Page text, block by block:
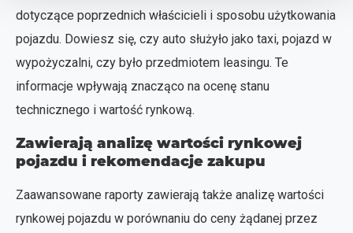
dotyczące poprzednich właścicieli i sposobu użytkowania
pojazdu. Dowiesz się, czy auto służyło jako taxi, pojazd w
wypożyczalni, czy było przedmiotem leasingu. Te
informacje wpływają znacząco na ocenę stanu
technicznego i wartość rynkową.
Zawierają analizę wartości rynkowej
pojazdu i rekomendacje zakupu
Zaawansowane raporty zawierają także analizę wartości
rynkowej pojazdu w porównaniu do ceny żądanej przez